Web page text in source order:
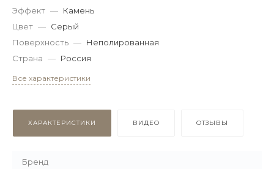
Эффект — Камень
Цвет — Серый
Поверхность — Неполированная
Страна — Россия
Все характеристики
ХАРАКТЕРИСТИКИ ВИДЕО ОТЗЫВЫ
Бренд